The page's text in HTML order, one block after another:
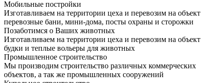
Мобильные постройки
Изготавливаем на территории цеха и перевозим на объект
перевозные бани, мини-дома, посты охраны и сторожки
Позаботимся о Ваших животных
Изготавливаем на территории цеха и перевозим на объект
будки и теплые вольеры для животных
Промышленное строительство
Мы производим строительство различных коммерческих
объектов, а так же промышленных сооружений